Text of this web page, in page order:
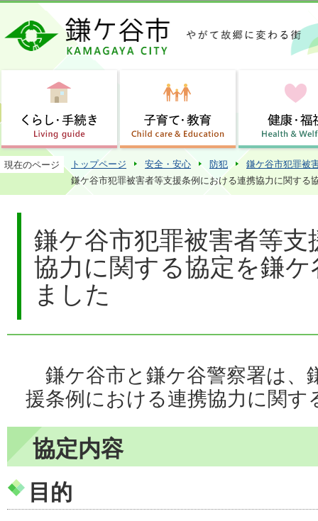
この
現在のページ トップページ 安全・安心 防犯
鎌ケ谷市犯罪被
鎌ケ谷市犯罪被害者等支援条例における連携協力に関する
鎌ケ谷市犯罪被害者等
協力に関する協定を鎌
ました
鎌ケ谷市と鎌ケ谷警察署は、
援条例における連携協力に関す
協定内容
目的